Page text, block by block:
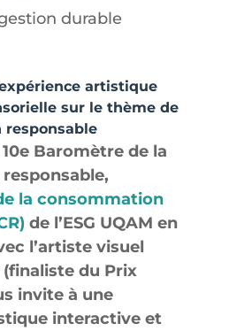
durable
artistique
sur le thème de
responsable
Baromètre de la
la consommation
de l’ESG UQAM en
l’artiste visuel
du Prix
invite à une
interactive et